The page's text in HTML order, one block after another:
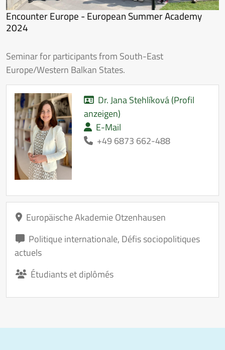
Encounter Europe - European Summer Academy
2024
Seminar for participants from South-East
Europe/Western Balkan States.
Dr. Jana Stehlíková (Profil
anzeigen)
E-Mail
+49 6873 662-488
Europäische Akademie Otzenhausen
Politique internationale, Défis sociopolitiques
actuels
Étudiants et diplômés